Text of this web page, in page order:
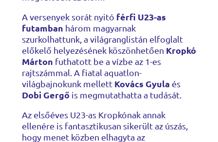
A versenyek sorát nyitó férfi U23-as
futamban három magyarnak
szurkolhattunk, a világranglistán elfoglalt
előkelő helyezésének köszönhetően Kropkó
Márton futhatott be a vízbe az 1-es
rajtszámmal. A fiatal aquatlon-
világbajnokunk mellett Kovács Gyula és
Dobi Gergő is megmutathatta a tudását.
Az elsőéves U23-as Kropkónak annak
ellenére is fantasztikusan sikerült az úszás,
hogy menet közben elhagyta az